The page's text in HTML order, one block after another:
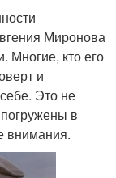
Миронова
Многие, кто его
и
Это не
в
внимания.